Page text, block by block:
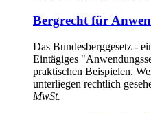
Bergrecht für
Das Bundesberggesetz -
Eintägiges
praktischen Beispielen.
unterliegen rechtlich
MwSt.